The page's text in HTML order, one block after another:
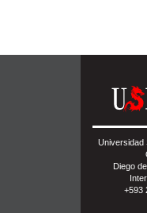
Universidad
Diego
+593